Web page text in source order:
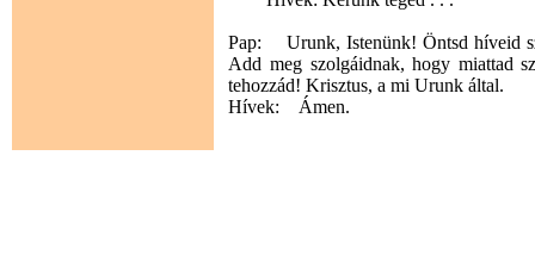
Pap: Urunk, Istenünk! Öntsd híveid
Add meg szolgáidnak, hogy miattad
tehozzád! Krisztus, a mi Urunk által.
Hívek: Ámen.